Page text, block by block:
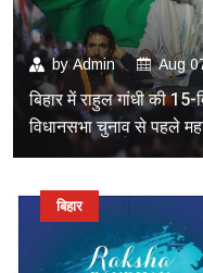
byAdmin Aug
बिहार में राहुल गांधी की
विधानसभा चुनाव से पहले
बिहार